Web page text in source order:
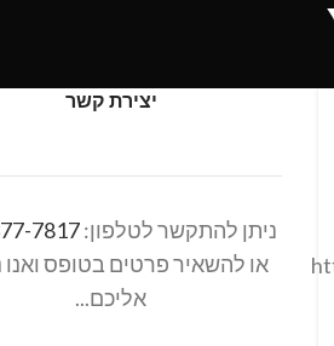
יצירת קשר
ניתן להתקשר לטלפון:7817
או להשאיר פרטים בטופס ואנו
אליכם...